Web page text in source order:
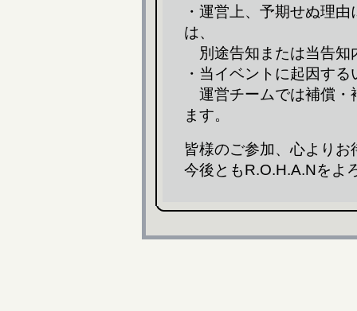
・運営上、予期せぬ理
は、
別途告知または当告知
・当イベントに起因す
運営チームでは補償・
ます。
皆様のご参加、心より
今後ともR.O.H.A.Nをよ